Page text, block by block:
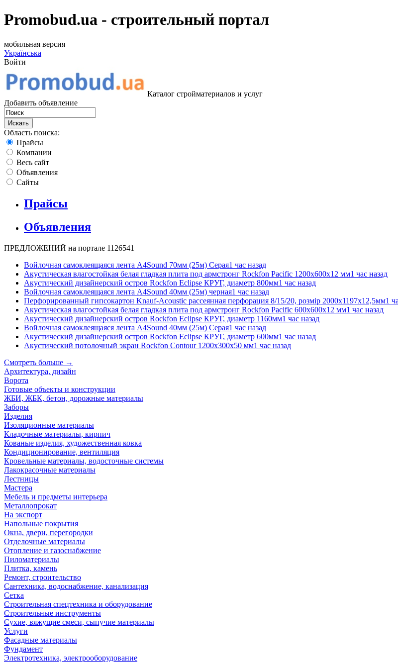
Promobud.ua - строительный портал
мобильная версия
Українська
Войти
Каталог стройматериалов и услуг
Добавить объявление
Область поиска:
Прайсы
Компании
Весь сайт
Объявления
Сайты
Прайсы
Объявления
ПРЕДЛОЖЕНИЙ на портале 1126541
Войлочная самоклеящаяся лента A4Sound 70мм (25м) Серая1 час назад
Акустическая влагостойкая белая гладкая плита под армстронг Rockfon Pacific 1200x600x12 мм1 час назад
Акустический дизайнерский остров Rockfon Eclipse КРУГ, диаметр 800мм1 час назад
Войлочная самоклеящаяся лента A4Sound 40мм (25м) черная1 час назад
Перфорированный гипсокартон Knauf-Acoustic рассеянная перфорация 8/15/20, розмір 2000х1197х12,5мм1
Акустическая влагостойкая белая гладкая плита под армстронг Rockfon Pacific 600x600x12 мм1 час назад
Акустический дизайнерский остров Rockfon Eclipse КРУГ, диаметр 1160мм1 час назад
Войлочная самоклеящаяся лента A4Sound 40мм (25м) Серая1 час назад
Акустический дизайнерский остров Rockfon Eclipse КРУГ, диаметр 600мм1 час назад
Акустический потолочный экран Rockfon Contour 1200x300x50 мм1 час назад
Смотреть больше →
Архитектура, дизайн
Ворота
Готовые объекты и конструкции
ЖБИ, ЖБК, бетон, дорожные материалы
Заборы
Изделия
Изоляционные материалы
Кладочные материалы, кирпич
Кованые изделия, художественная ковка
Кондиционирование, вентиляция
Кровельные материалы, водосточные системы
Лакокрасочные материалы
Лестницы
Мастера
Мебель и предметы интерьера
Металлопрокат
На экспорт
Напольные покрытия
Окна, двери, перегородки
Отделочные материалы
Отопление и газоснабжение
Пиломатериалы
Плитка, камень
Ремонт, строительство
Сантехника, водоснабжение, канализация
Сетка
Строительная спецтехника и оборудование
Строительные инструменты
Сухие, вяжущие смеси, сыпучие материалы
Услуги
Фасадные материалы
Фундамент
Электротехника, электрооборудование